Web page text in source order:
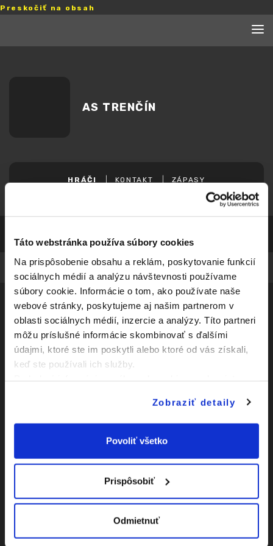
Táto webstránka používa súbory cookies
Na prispôsobenie obsahu a reklám, poskytovanie funkcií
sociálnych médií a analýzu návštevnosti používame
súbory cookie. Informácie o tom, ako používate naše
webové stránky, poskytujeme aj našim partnerom v
oblasti sociálnych médií, inzercie a analýzy. Títo partneri
môžu príslušné informácie skombinovať s ďalšími
údajmi, ktoré ste im poskytli alebo ktoré od vás získali,
keď ste používali ich služby.
Zobraziť detaily
Povoliť všetko
Prispôsobiť
Odmietnuť
Preskočiť na obsah
AS TRENČÍN
HRÁČI KONTAKT ZÁPASY
Zápasy
Kluby
Vyhlásenie o
prístupnosti
Nastavenia Cookies |
webu
Social
Facebook
Instagram